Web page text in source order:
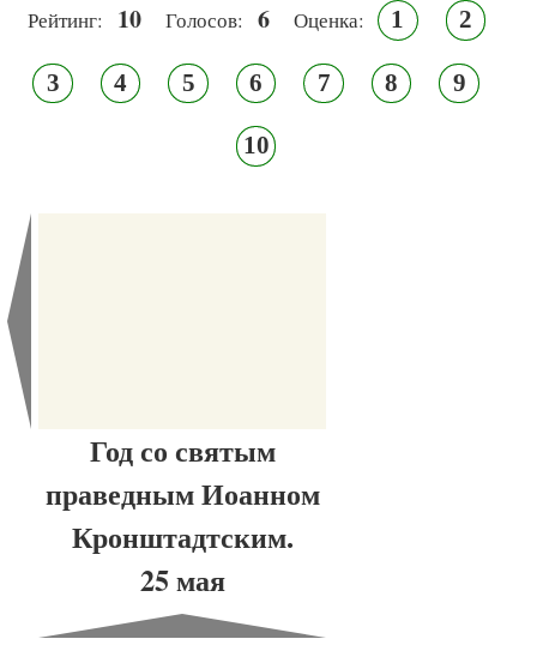
Рейтинг: 10 Голосов: 6 Оценка: 1 2
3 4 5 6 7 8 9
10
Год со святым
праведным Иоанном
Кронштадтским.
25 мая